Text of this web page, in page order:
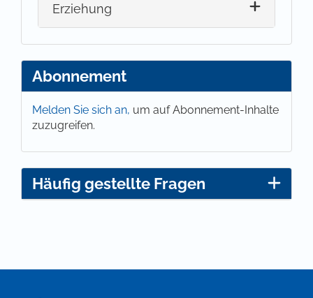
Erziehung
Abonnement
Melden Sie sich an, um auf Abonnement-Inhalte
zuzugreifen.
Häufig gestellte Fragen